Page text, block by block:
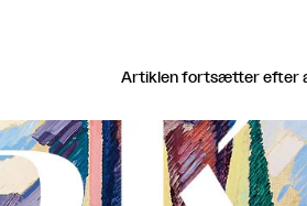
Artiklen fortsætter efter